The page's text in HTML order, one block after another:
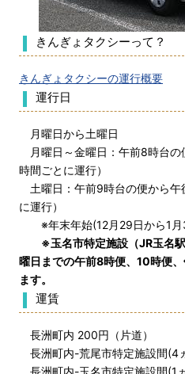
きんぎょタクシーって？
きんぎょタクシーの運行概要
運行日
月曜日から土曜日
月曜日～金曜日：午前8時台の
時間ごとに運行）
土曜日：午前9時台の便から午
に運行）
※年末年始(12月29日から1月3
※玉名市特定施設（JR玉名
曜日までの午前8時便、10時便
ます。
運賃
長洲町内 200円（片道）
長洲町内-荒尾市特定施設間(4
長洲町内-玉名市特定施設間(1